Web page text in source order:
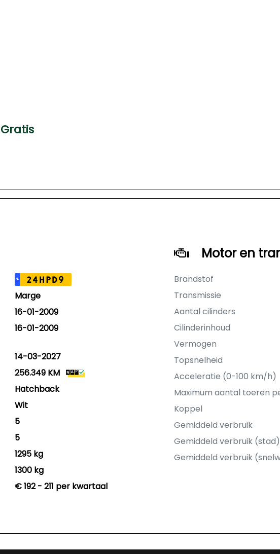
Gratis
NL 24HPD9
Marge
16-01-2009
16-01-2009
14-03-2027
256.349 KM
Hatchback
Wit
5
5
1295 kg
1300 kg
€ 192 - 211 per kwartaal
Motor en
Brandstof
Transmissie
Aantal cilinders
Cilinderinhoud
Vermogen
Topsnelheid
Acceleratie (0-100 km/h)
Maximum aantal toeren
Koppel
Gemiddeld verbruik
Gemiddeld verbruik (stad)
Gemiddeld verbruik